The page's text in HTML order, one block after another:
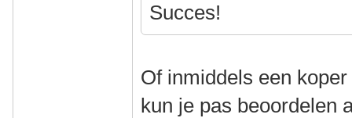
Succes!
Of inmiddels een
kun je pas beoordelen